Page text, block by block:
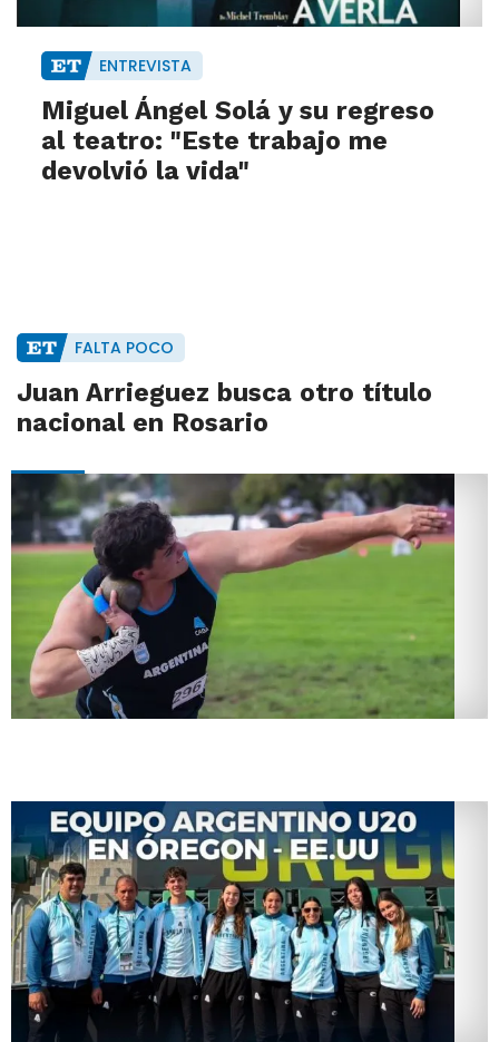
ENTREVISTA
Miguel Ángel Solá y su regreso
al teatro: "Este trabajo me
devolvió la vida"
FALTA POCO
Juan Arrieguez busca otro título
nacional en Rosario